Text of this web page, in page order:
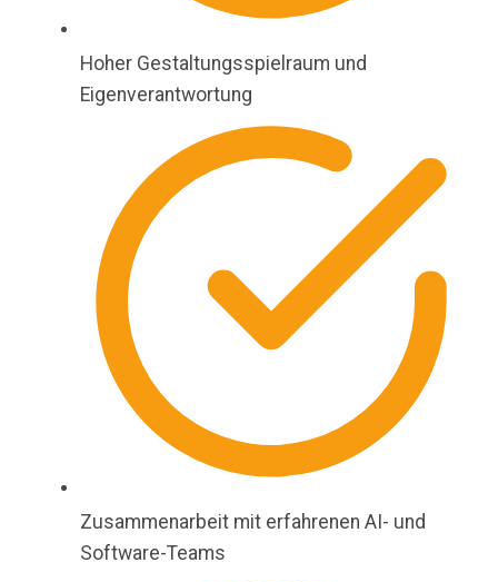
Hoher Gestaltungsspielraum und
Eigenverantwortung
Zusammenarbeit mit erfahrenen AI- und
Software-Teams